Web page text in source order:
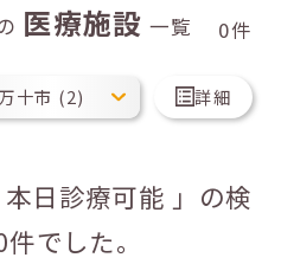
医療施設 一覧 0件
詳細
本日診療可能 」の検
でした。